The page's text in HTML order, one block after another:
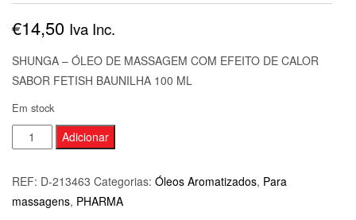
€14,50 Iva Inc.
SHUNGA – ÓLEO DE MASSAGEM COM EFEITO DE CALOR
SABOR FETISH BAUNILHA 100 ML
Em stock
Quantidade
de
Adicionar
REF: D-213463 Categorias: Óleos Aromatizados, Para
massagens, PHARMA